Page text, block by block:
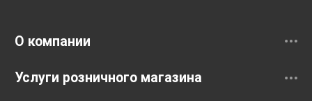
О компании
Услуги розничного магазина